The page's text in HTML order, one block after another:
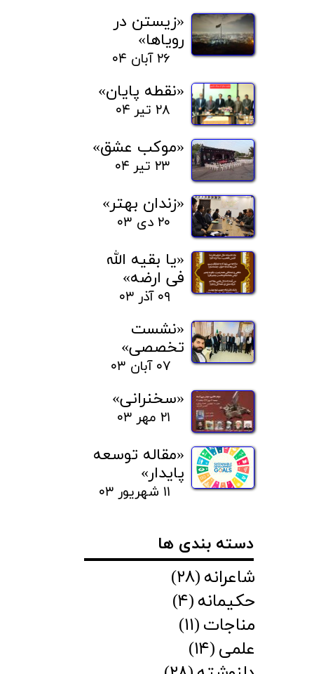
«زیستن در
رویاها»
۲۶ آبان ۰۴
«نقطه پایان»
۲۸ تیر ۰۴
«موکب عشق»
۲۳ تیر ۰۴
«زندان بهتر»
۲۰ دی ۰۳
«یا بقیه الله
فی ارضه»
۰۹ آذر ۰۳
«نشست
تخصصی»
۰۷ آبان ۰۳
«سخنرانی»
۲۱ مهر ۰۳
«مقاله توسعه
پایدار»
۱۱ شهریور ۰۳
شاعرانه (۲۸)
حکیمانه (۴)
مناجات (۱۱)
علمی (۱۴)
دسته بندی ها